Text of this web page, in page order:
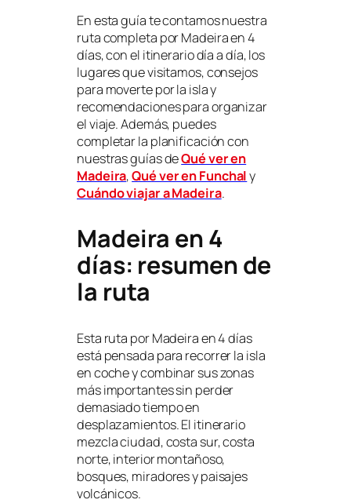
En esta guía te contamos nuestra
ruta completa por Madeira en 4
días, con el itinerario día a día, los
lugares que visitamos, consejos
para moverte por la isla y
recomendaciones para organizar
el viaje. Además, puedes
completar la planificación con
nuestras guías deQué ver en
Madeira,Qué ver en Funchaly
Cuándo viajar a Madeira.
Madeira en 4
días: resumen de
la ruta
Esta ruta por Madeira en 4 días
está pensada para recorrer la isla
en coche y combinar sus zonas
más importantes sin perder
demasiado tiempo en
desplazamientos. El itinerario
mezcla ciudad, costa sur, costa
norte, interior montañoso,
bosques, miradores y paisajes
volcánicos.